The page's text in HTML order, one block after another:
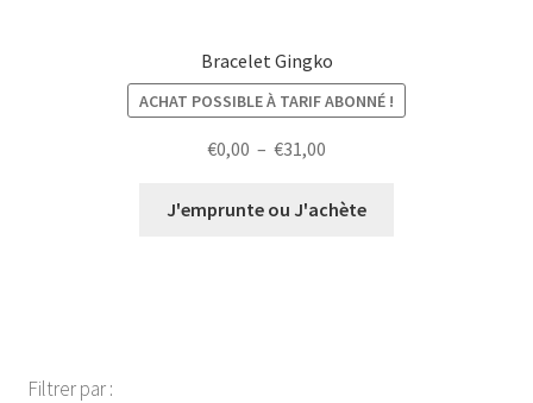
Bracelet Gingko
ACHAT POSSIBLE À TARIF ABONNÉ !
€0,00 – €31,00
prix :
J'emprunte ou J'achète
Filtrer par :